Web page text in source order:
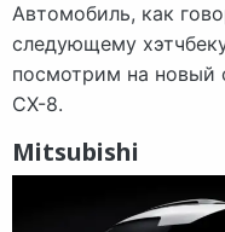
Автомобиль, как
следующему
посмотрим на новый
CX-8.
Mitsubishi